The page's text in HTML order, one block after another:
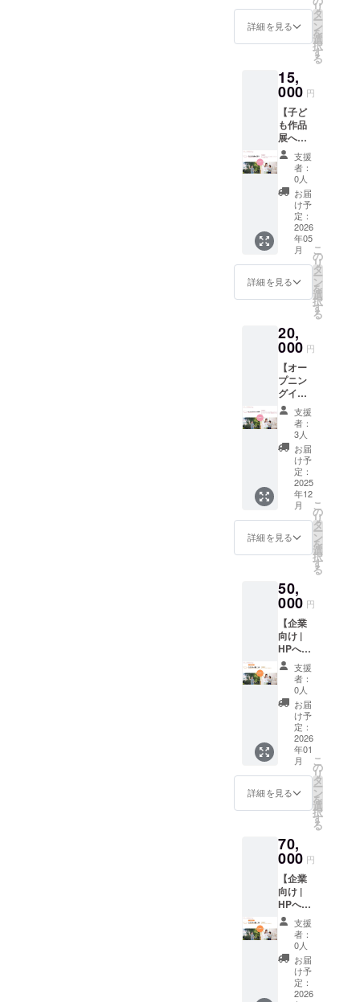
ザイン
イメー
像2枚目
メージ
として
います
＜備考
＞ ・掲
載希望
のお名
前もし
くは
ニック
ネーム
を備考
欄に記
載して
くださ
オリジ
ナルの
ご送付
させて
いただ
きま
す。 ＜
ハンド
タオル
詳細＞
・サイ
ズ：約
34cm×
84cm
・カ
ラー：
白 ・デ
ザイン
イメー
像2枚目
メージ
として
います
＜備考
＞ ・掲
載希望
のお名
前もし
くは
ニック
ネーム
を備考
欄に記
載して
くださ
メール
に加
え、開
設する
HPにサ
ポー
ターと
してお
名前
（ニッ
クネー
ム可）
を掲
載、そ
してフ
ワモコ
ステー
ション
オリジ
ナルのT
シャツ
ただき
ます。
＜ハン
ドタオ
ル詳細
＞ ・サ
イズ：
S〜LL
までご
選択可
能 ・カ
ラー：
白or黒
・デザ
インイ
メー
ジ：画
像2枚目
として
います
＜備考
＞ ・掲
載希望
のお名
前もし
くは
ニック
ネーム
を備考
欄に記
載して
くださ
い。 ・
やカ
ラーは
選択い
ただく
ようお
願いし
ます。
詳細を見る
リ
タ
ー
ン
を
選
択
す
る
15,
000 円
【子ど
も作品
展へご
招待】
ご支援
いただ
いた皆
様に、
サンク
スメー
ルに加
え、開
設する
施設の
HPにサ
ポー
してお
名前
（ニッ
クネー
ム可）
を掲
載、そ
して
『子ど
もたち
が作っ
た作品
の展示
会にご
招待』
させて
いただ
詳細＞
・開催
日時：
2026年
5月5日
（子供
の日）
を予定
・開催
場所：
当施設
の案内
も兼ね
て、12
月に
OPEN
予定の
県青森
市近
郊） ・
展示内
容：子
どもた
ちが取
り組ん
だ絵画
や工作
などの
作品を
展示し
支援
者：
0人
お届
け予
定：
2026
年05
月
詳細を見る
こ
の
リ
タ
ー
ン
を
選
択
す
る
20,
000 円
【オー
プニン
グイベ
ントへ
ご招
待】 ご
支援い
ただい
た皆様
に、サ
ンクス
メール
に加
え、開
設する
施設の
ポー
ターと
してお
名前
（ニッ
クネー
ム可）
を掲
載、そ
して
『オー
プニン
グイベ
ントへ
ご招
待』さ
せてい
プニン
グイベ
ント詳
細＞ ・
開催日
時：
2025年
12月中
を予定
└現在契
約手続
き中に
なりま
支援
者：
3人
お届
け予
定：
2025
年12
月
詳細を見る
こ
の
リ
タ
ー
ン
を
選
択
す
る
50,
000 円
【企業
向け |
HPへス
ポン
サーと
してロ
ゴ
（小）
を掲
載】 ご
支援い
ただい
た皆様
に、ス
ポン
サーと
へロゴ
を掲載
させて
いただ
きま
す。 ＜
備考＞
・掲載
するロ
ゴデー
タ等は
メール
にてや
支援
者：
0人
お届
け予
定：
2026
年01
月
詳細を見る
こ
の
リ
タ
ー
ン
を
選
択
す
る
70,
000 円
【企業
向け |
HPへス
ポン
サーと
してロ
ゴ
（中）
を掲
載】 ご
支援
者：
0人
お届
け予
定：
2026